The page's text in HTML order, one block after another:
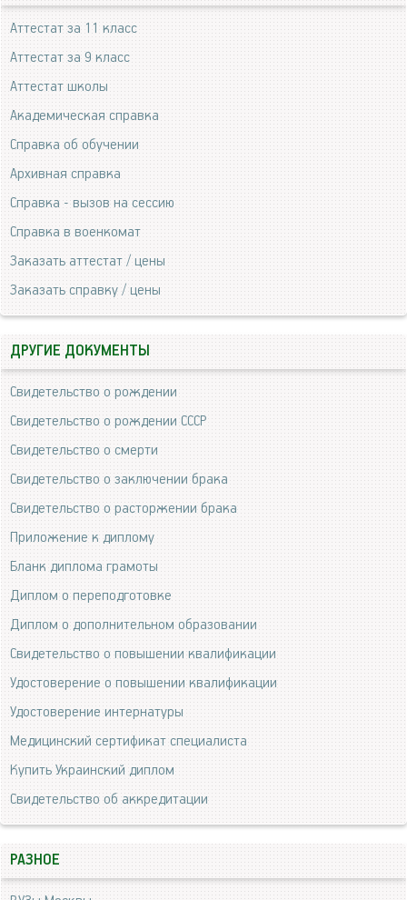
Аттестат за 11 класс
Аттестат за 9 класс
Аттестат школы
Академическая справка
Справка об обучении
Архивная справка
Справка - вызов на сессию
Справка в военкомат
Заказать аттестат / цены
Заказать справку / цены
ДРУГИЕ ДОКУМЕНТЫ
Свидетельство о рождении
Свидетельство о рождении СССР
Свидетельство о смерти
Свидетельство о заключении брака
Свидетельство о расторжении брака
Приложение к диплому
Бланк диплома грамоты
Диплом о переподготовке
Диплом о дополнительном образовании
Свидетельство о повышении квалификации
Удостоверение о повышении квалификации
Удостоверение интернатуры
Медицинский сертификат специалиста
Купить Украинский диплом
Свидетельство об аккредитации
РАЗНОЕ